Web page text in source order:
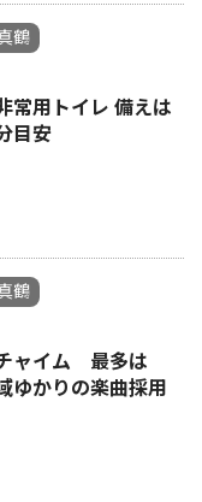
鶴
用トイレ 備えは
目安
鶴
ャイム 最多は
ゆかりの楽曲採用